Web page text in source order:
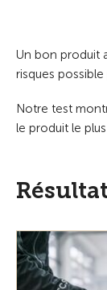
Un bon produit
risques
Notre test
le produit le